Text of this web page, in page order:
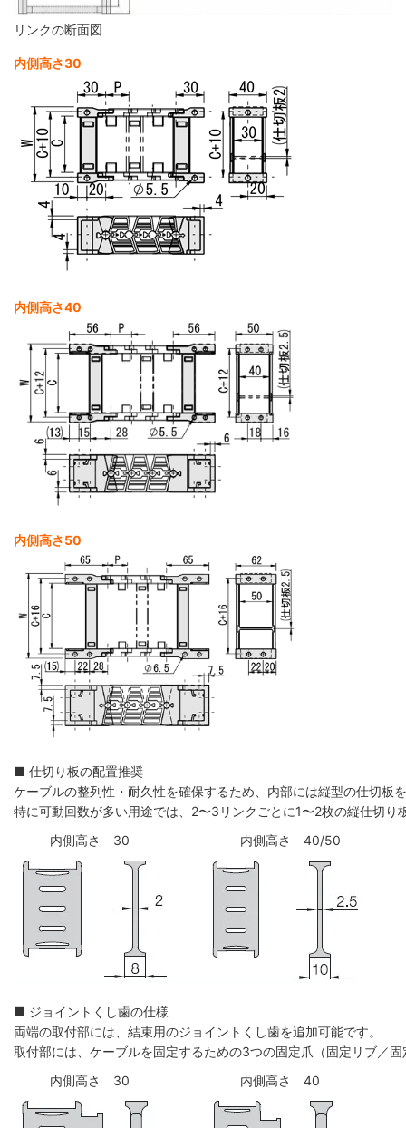
リンクの断面図
内側高さ30
内側高さ40
内側高さ50
■ 仕切り板の配置推奨
ケーブルの整列性・耐久性を確保するため、内部には縦型の仕切板
特に可動回数が多い用途では、2〜3リンクごとに1〜2枚の縦仕切
内側高さ 30
内側高さ 40/50
■ ジョイントくし歯の仕様
両端の取付部には、結束用のジョイントくし歯を追加可能です。
取付部には、ケーブルを固定するための3つの固定爪（固定リブ／
内側高さ 30
内側高さ 40